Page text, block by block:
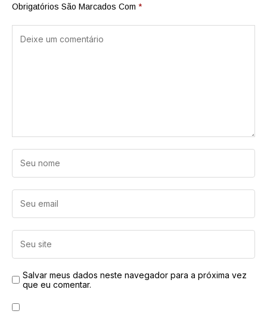
Obrigatórios São Marcados Com *
Salvar meus dados neste navegador para a próxima vez
que eu comentar.